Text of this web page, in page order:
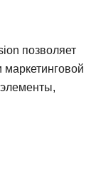
позволяет
элементы,